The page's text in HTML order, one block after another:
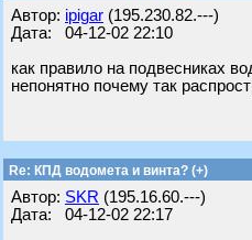
Автор: ipigar (195.230.82.---)
Дата: 04-12-02 22:10
как правило на подвесниках
непонятно почему так
Re: КПД водомета и винта? (+)
Автор: SKR (195.16.60.---)
Дата: 04-12-02 22:17